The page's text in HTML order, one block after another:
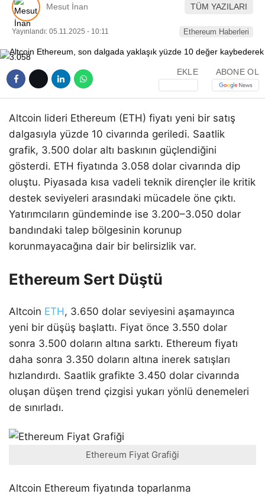
Mesut İnan TÜM YAZILARI
Yayınlandı: 05.11.2025 - 10:11 Ethereum Haberleri
EKLE ABONE OL
Altcoin lideri Ethereum (ETH) fiyatı yeni bir satış
dalgasıyla yüzde 10 civarında geriledi. Saatlik
grafik, 3.500 dolar altı baskının güçlendiğini
gösterdi. ETH fiyatında 3.058 dolar civarında dip
oluştu. Piyasada kısa vadeli teknik dirençler ile kritik
destek seviyeleri arasındaki mücadele öne çıktı.
Yatırımcıların gündeminde ise 3.200–3.050 dolar
bandındaki talep bölgesinin korunup
korunmayacağına dair bir belirsizlik var.
Ethereum Sert Düştü
Altcoin ETH, 3.650 dolar seviyesini aşamayınca
yeni bir düşüş başlattı. Fiyat önce 3.550 dolar
sonra 3.500 doların altına sarktı. Ethereum fiyatı
daha sonra 3.350 doların altına inerek satışları
hızlandırdı. Saatlik grafikte 3.450 dolar civarında
oluşan düşen trend çizgisi yukarı yönlü denemeleri
de sınırladı.
Ethereum Fiyat Grafiği
Altcoin Ethereum fiyatında toparlanma